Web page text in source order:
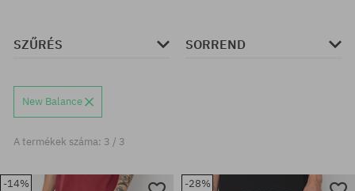
SZŰRÉS SORREND
New Balance
A termékek száma: 3 / 3
-14% -28%